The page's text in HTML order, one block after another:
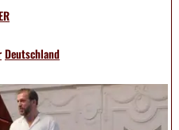
Deutschland